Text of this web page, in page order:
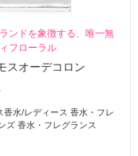
ンドを象徴する、唯一無
フローラル
スオーデコロン
香水/レディース 香水・フレ
ズ 香水・フレグランス